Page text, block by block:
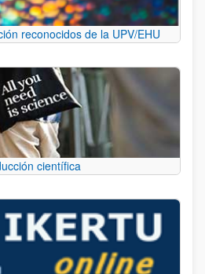
reconocidos de la UPV/EHU
científica